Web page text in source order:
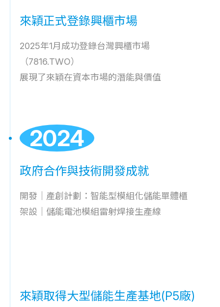
來穎正式登錄興櫃市場
2025年1月成功登錄台灣興櫃市場
（7816.TWO）
展現了來穎在資本市場的潛能與價值
2024
政府合作與技術開發成就
開發｜產創計劃：智能型模組化儲能單體櫃
架設｜儲能電池模組雷射焊接生產線
來穎取得大型儲能生產基地(P5廠)